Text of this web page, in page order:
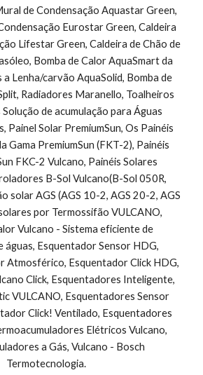
de Condensação Aquastar Green,
Eurostar Green, Caldeira
Lifestar Green, Caldeira de Chão de
Bomba de Calor AquaSmart da
a Lenha/carvão AquaSolid, Bomba de
Radiadores Maranello, Toalheiros
de acumulação para Águas
Painel Solar PremiumSun, Os Painéis
Gama PremiumSun (FKT-2), Painéis
FKC-2 Vulcano, Painéis Solares
B-Sol Vulcano(B-Sol 050R,
solar AGS (AGS 10-2, AGS 20-2, AGS
por Termossifão VULCANO,
Vulcano - Sistema eficiente de
águas, Esquentador Sensor HDG,
Atmosférico, Esquentador Click HDG,
Click, Esquentadores Inteligente,
VULCANO, Esquentadores Sensor
Click! Ventilado, Esquentadores
Elétricos Vulcano,
a Gás, Vulcano - Bosch
Termotecnologia.